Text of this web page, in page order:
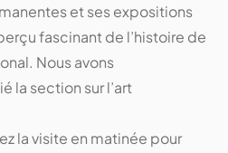
et ses expositions
fascinant de l’histoire de
Nous avons
la section sur l’art
la visite en matinée pour